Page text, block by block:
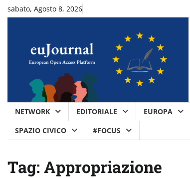
Skipsabato, Agosto 8, 2026
NETWORK EDITORIALE EUROPA
SPAZIO CIVICO
#FOCUS
Tag: Appropriazione